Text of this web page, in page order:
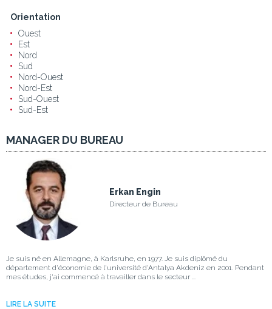
Orientation
Ouest
Est
Nord
Sud
Nord-Ouest
Nord-Est
Sud-Ouest
Sud-Est
MANAGER DU BUREAU
Erkan Engin
Directeur de Bureau
Je suis né en Allemagne, à Karlsruhe, en 1977. Je suis diplômé du
département d'économie de l'université d'Antalya Akdeniz en 2001. Pendant
mes études, j'ai commencé à travailler dans le secteur ...
LIRE LA SUITE